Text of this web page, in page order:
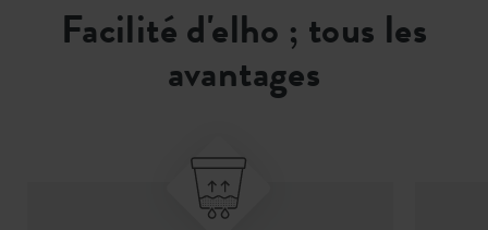
Facilité d'elho ; tous les
avantages